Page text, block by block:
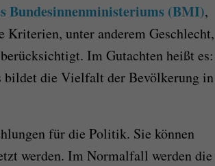
Bundesinnenministeriums (BMI),
unter anderem Geschlecht,
Im Gutachten heißt es:
bildet die Vielfalt der Bevölkerung in
für die Politik. Sie können
werden. Im Normalfall werden die